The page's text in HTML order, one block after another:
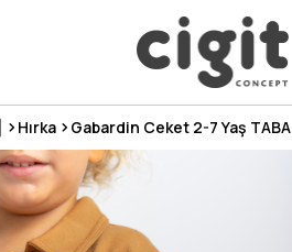
Hırka Gabardin Ceket 2-7 Yaş TABA